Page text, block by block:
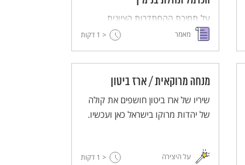
על תמיכת ההסתדרות הציונית
ומעורבותה של הקק"ל בהתיישבות
דרך סיפורה של "אחוזת בית" (שמה
הראשון של העיר תל-אביב), השכונה
העברית ה"מודרנית" הראשונה,
ושכונות בעיר חיפה.
מאמר < 1 דקות
מנחה מרוקאית / ארז ביטון
שיריו של ארז ביטון חושפים את קולה
של יהדות מרוקו בישראל כאן ועכשיו.
על היצירה < 1 דקות